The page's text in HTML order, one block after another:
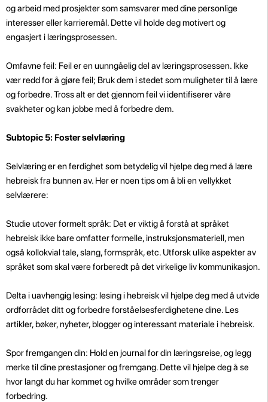
og arbeid med prosjekter som samsvarer med dine personlige
interesser eller karrieremål. Dette vil holde deg motivert og
engasjert i læringsprosessen.
Omfavne feil: Feil er en uunngåelig del av læringsprosessen. Ikke
vær redd for å gjøre feil; Bruk dem i stedet som muligheter til å lære
og forbedre. Tross alt er det gjennom feil vi identifiserer våre
svakheter og kan jobbe med å forbedre dem.
Subtopic 5: Foster selvlæring
Selvlæring er en ferdighet som betydelig vil hjelpe deg med å lære
hebreisk fra bunnen av. Her er noen tips om å bli en vellykket
selvlærere:
Studie utover formelt språk: Det er viktig å forstå at språket
hebreisk ikke bare omfatter formelle, instruksjonsmateriell, men
også kollokvial tale, slang, formspråk, etc. Utforsk ulike aspekter av
språket som skal være forberedt på det virkelige liv kommunikasjon.
Delta i uavhengig lesing: lesing i hebreisk vil hjelpe deg med å utvide
ordforrådet ditt og forbedre forståelsesferdighetene dine. Les
artikler, bøker, nyheter, blogger og interessant materiale i hebreisk.
Spor fremgangen din: Hold en journal for din læringsreise, og legg
merke til dine prestasjoner og fremgang. Dette vil hjelpe deg å se
hvor langt du har kommet og hvilke områder som trenger
forbedring.